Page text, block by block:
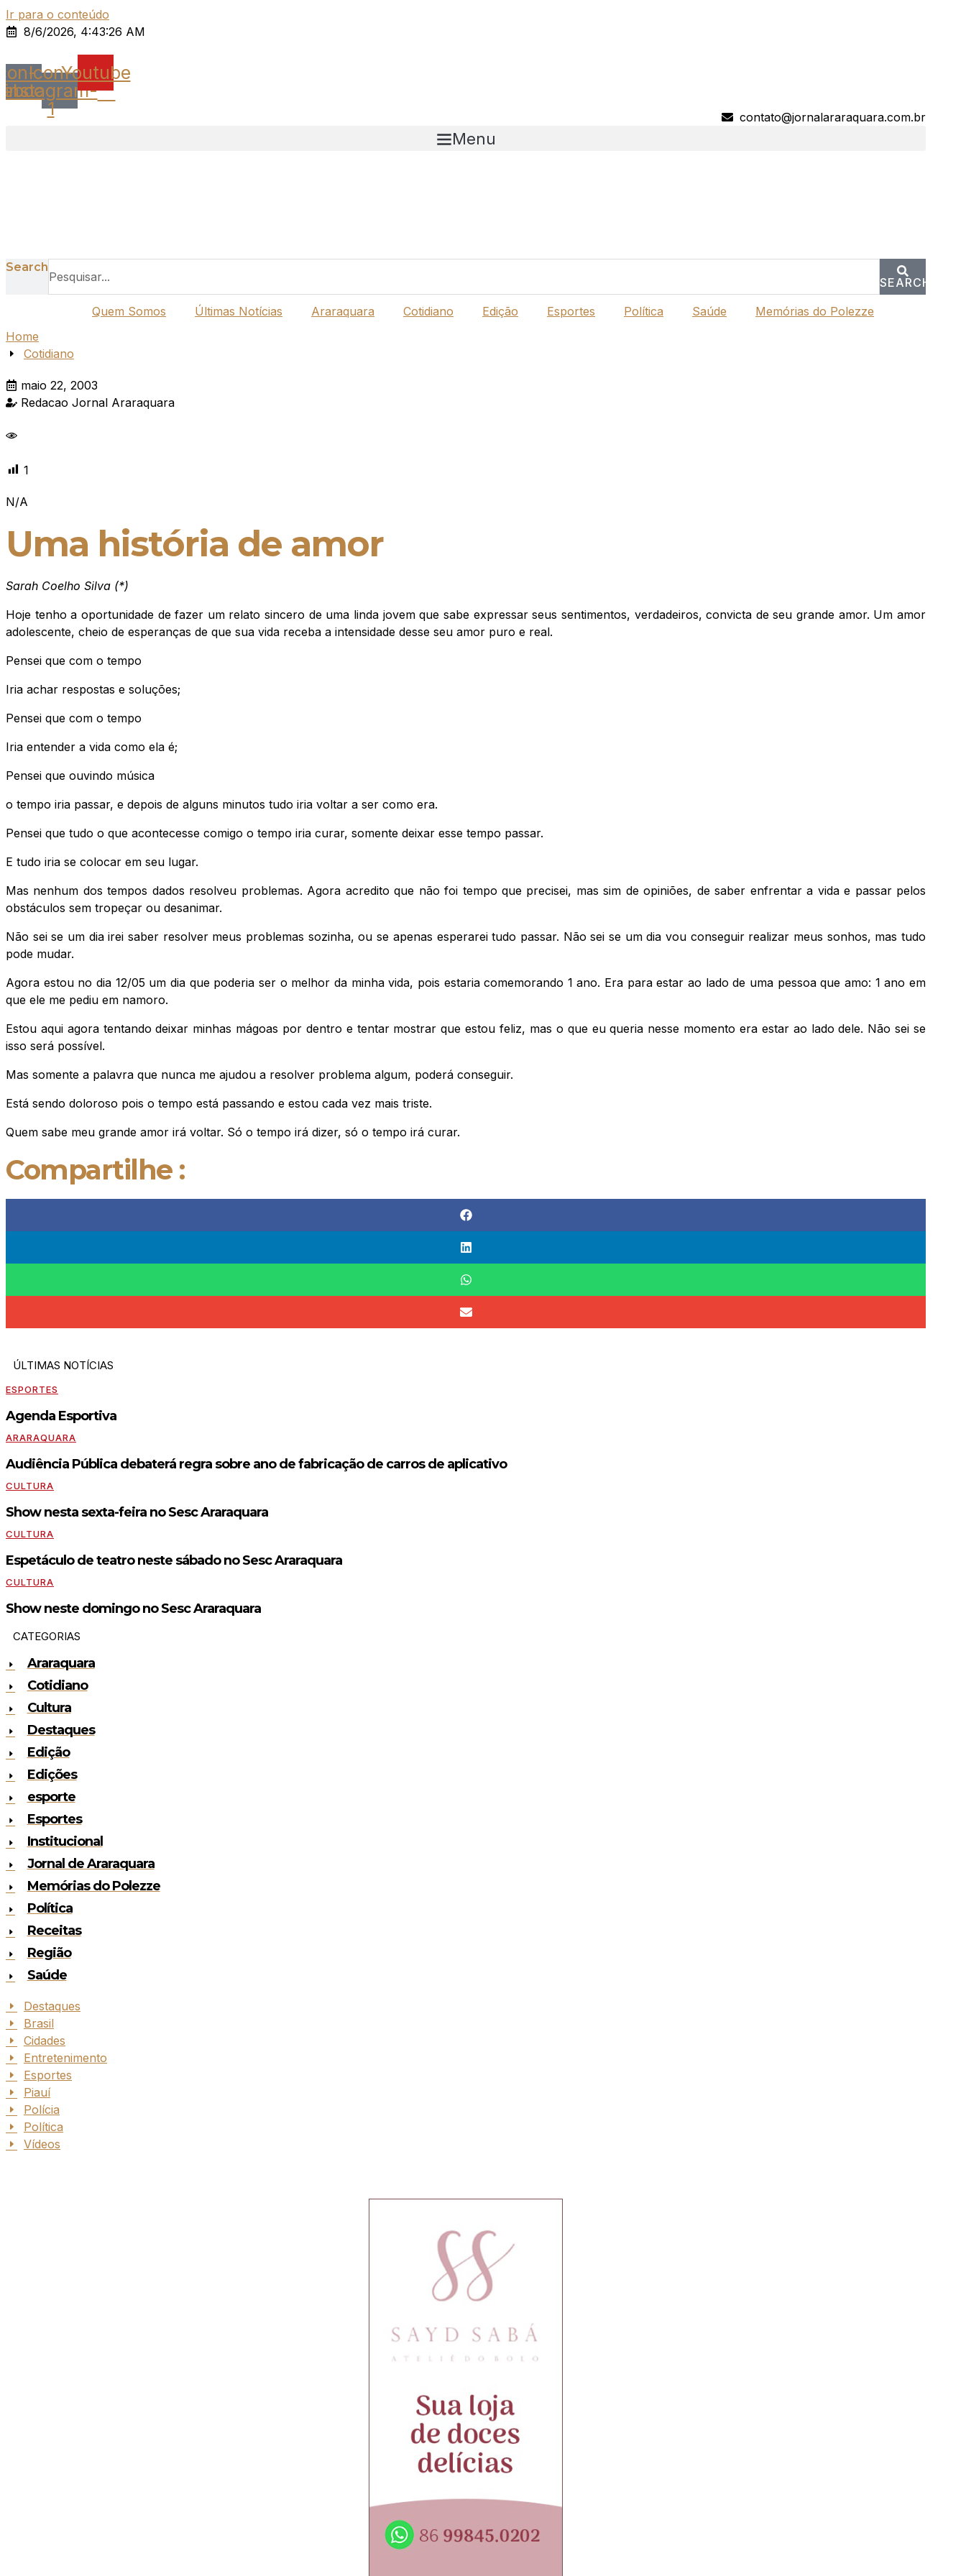
Ir para o conteúdo
8/6/2026, 4:43:26 AM
Icon-
instagram-
1
Youtube
contato@jornalararaquara.com.br
Menu
Search
SEARCH
Quem Somos
Últimas Notícias Araraquara Cotidiano Edição Esportes Política Saúde
Memórias do Polezze
Home
Cotidiano
maio 22, 2003
Redacao Jornal Araraquara
1
N/A
Uma história de amor
Sarah Coelho Silva (*)
Hoje tenho a oportunidade de fazer um relato sincero de uma linda jovem que sabe expressar seus sentimentos, verdadeiros, convicta de seu grande amor. Um amor
adolescente, cheio de esperanças de que sua vida receba a intensidade desse seu amor puro e real.
Pensei que com o tempo
Iria achar respostas e soluções;
Pensei que com o tempo
Iria entender a vida como ela é;
Pensei que ouvindo música
o tempo iria passar, e depois de alguns minutos tudo iria voltar a ser como era.
Pensei que tudo o que acontecesse comigo o tempo iria curar, somente deixar esse tempo passar.
E tudo iria se colocar em seu lugar.
Mas nenhum dos tempos dados resolveu problemas. Agora acredito que não foi tempo que precisei, mas sim de opiniões, de saber enfrentar a vida e passar pelos
obstáculos sem tropeçar ou desanimar.
Não sei se um dia irei saber resolver meus problemas sozinha, ou se apenas esperarei tudo passar. Não sei se um dia vou conseguir realizar meus sonhos, mas tudo
pode mudar.
Agora estou no dia 12/05 um dia que poderia ser o melhor da minha vida, pois estaria comemorando 1 ano. Era para estar ao lado de uma pessoa que amo: 1 ano em
que ele me pediu em namoro.
Estou aqui agora tentando deixar minhas mágoas por dentro e tentar mostrar que estou feliz, mas o que eu queria nesse momento era estar ao lado dele. Não sei se
isso será possível.
Mas somente a palavra que nunca me ajudou a resolver problema algum, poderá conseguir.
Está sendo doloroso pois o tempo está passando e estou cada vez mais triste.
Quem sabe meu grande amor irá voltar. Só o tempo irá dizer, só o tempo irá curar.
Compartilhe :
ÚLTIMAS NOTÍCIAS
ESPORTES
Agenda Esportiva
ARARAQUARA
Audiência Pública debaterá regra sobre ano de fabricação de carros de aplicativo
CULTURA
Show nesta sexta-feira no Sesc Araraquara
CULTURA
Espetáculo de teatro neste sábado no Sesc Araraquara
CULTURA
Show neste domingo no Sesc Araraquara
CATEGORIAS
Araraquara
Cotidiano
Cultura
Destaques
Edição
Edições
esporte
Esportes
Institucional
Jornal de Araraquara
Memórias do Polezze
Política
Receitas
Região
Saúde
Destaques
Brasil
Cidades
Entretenimento
Esportes
Piauí
Polícia
Política
Vídeos